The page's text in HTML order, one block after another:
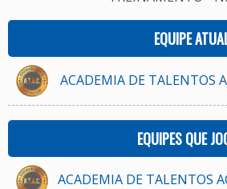
EQUIPE
ACADEMIA DE TALENTOS
EQUIPES QUE
ACADEMIA DE TALENTOS